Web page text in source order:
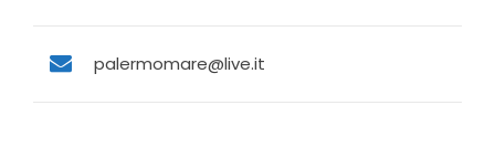
palermomare@live.it